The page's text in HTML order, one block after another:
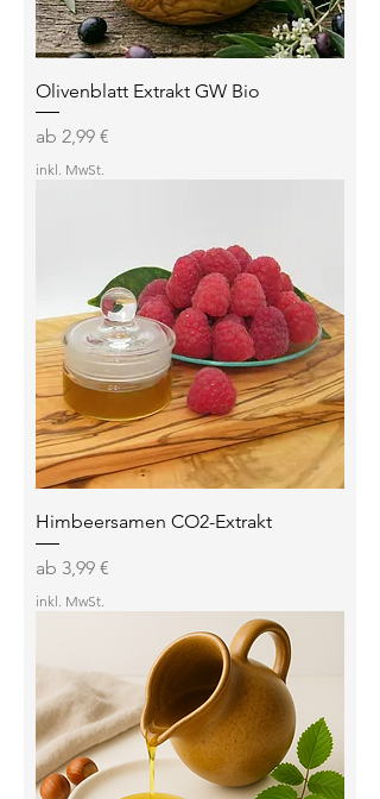
Olivenblatt Extrakt GW Bio
ab 2,99 €
Sale-Preis
inkl. MwSt.
Himbeersamen CO2-Extrakt
ab 3,99 €
Sale-Preis
inkl. MwSt.